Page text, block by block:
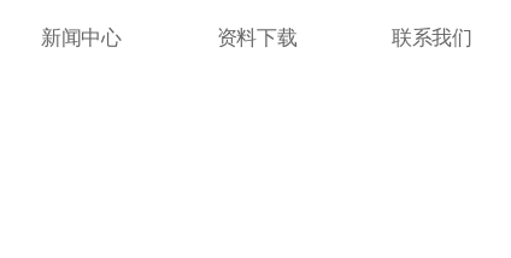
新闻中心 资料下载 联系我们